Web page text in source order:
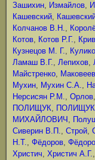
Зашихин, Измайлов,
Кашевский,
Колчанов В.Н.,
Котов, Котов Р.Г.,
Кузнецов М. Г.,
Ламаш В.Г., Лепихов,
Майстренко,
Мухин, Мухин С.А.,
Нерсисян Р.М., Орлов,
ПОЛИЩУК,
МИХАЙЛОВИЧ ,
Сиверин В.П., Строй,
Н.Т., Фёдоров,
Христич, Христич А.Г.,